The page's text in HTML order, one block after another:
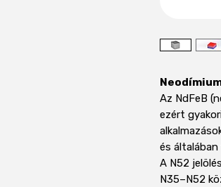
Az NdFeB
ezért
és
A N52
N35–N52